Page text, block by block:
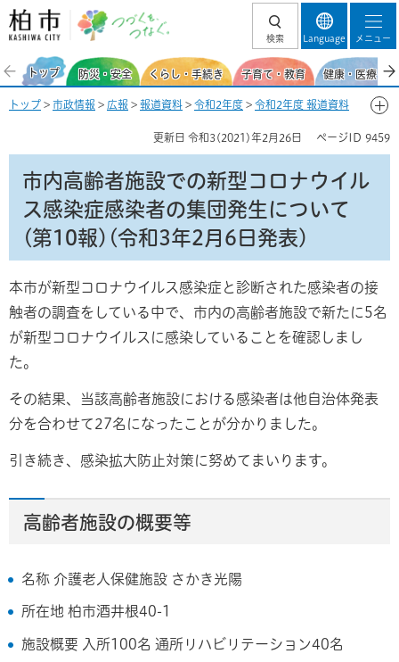
柏市 つづくを、
検索 Language メニュー
トップ 防災・安全 くらし・手続き 子育て・教育 健康・医療・
トップ > 市政情報 > 広報 > 報道資料 > 令和2年度 > 令和2年度 報道資料
ナウイルス感染症感染者の集団発生について(第10報)(令和3年2月6日発
表)
更新日 令和3(2021)年2月26日 ページID 9459
市内高齢者施設での新型コロナウイル
ス感染症感染者の集団発生について
(第10報)(令和3年2月6日発表)
本市が新型コロナウイルス感染症と診断された感染者の接
触者の調査をしている中で、市内の高齢者施設で新たに5名
が新型コロナウイルスに感染していることを確認しまし
た。
その結果、当該高齢者施設における感染者は他自治体発表
分を合わせて27名になったことが分かりました。
引き続き、感染拡大防止対策に努めてまいります。
高齢者施設の概要等
名称 介護老人保健施設 さかき光陽
所在地 柏市酒井根40-1
施設概要 入所100名 通所リハビリテーション40名